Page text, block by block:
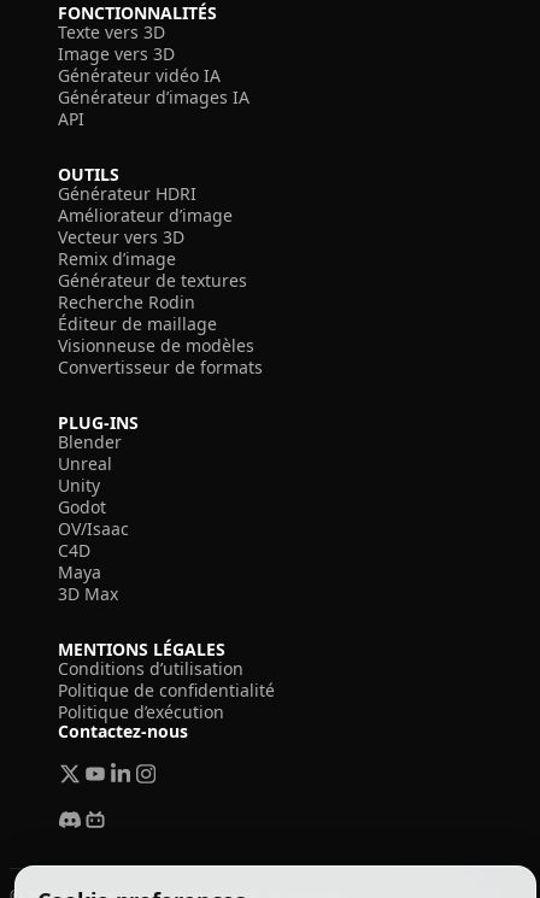
FONCTIONNALITÉS
Texte vers 3D
Image vers 3D
Générateur vidéo IA
Générateur d’images IA
API
OUTILS
Générateur HDRI
Améliorateur d’image
Vecteur vers 3D
Remix d’image
Générateur de textures
Recherche Rodin
Éditeur de maillage
Visionneuse de modèles
Convertisseur de formats
PLUG-INS
Blender
Unreal
Unity
Godot
OV/Isaac
C4D
Maya
3D Max
MENTIONS LÉGALES
Conditions d’utilisation
Politique de confidentialité
Politique d’exécution
Contactez-nous